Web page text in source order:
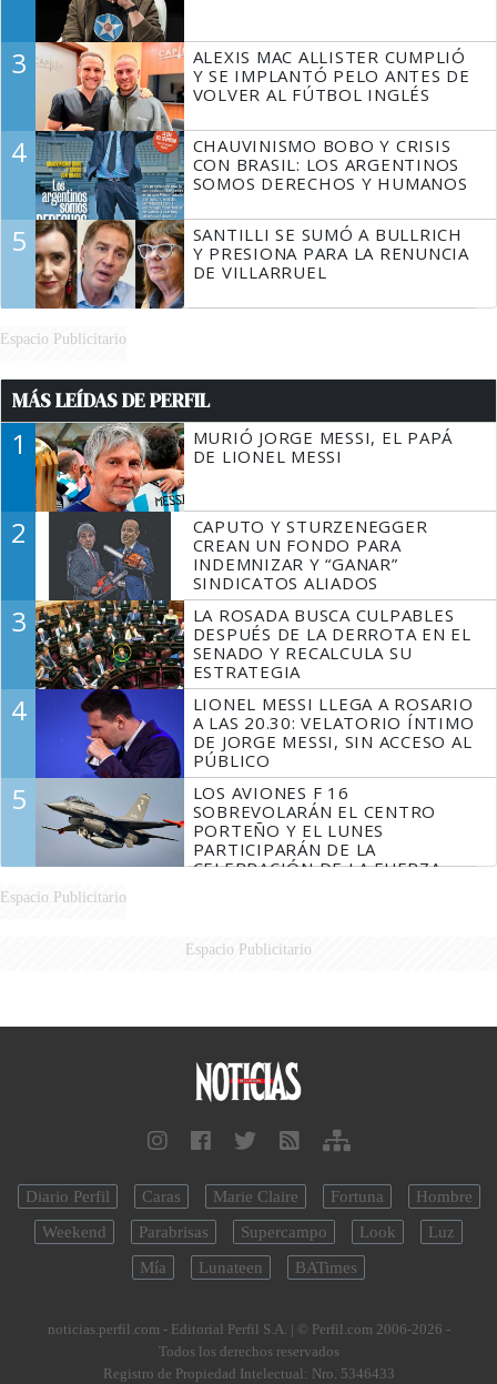
3
ALEXIS MAC ALLISTER CUMPLIÓ
Y SE IMPLANTÓ PELO ANTES DE
VOLVER AL FÚTBOL INGLÉS
4
CHAUVINISMO BOBO Y CRISIS
CON BRASIL: LOS ARGENTINOS
SOMOS DERECHOS Y HUMANOS
5
SANTILLI SE SUMÓ A BULLRICH
Y PRESIONA PARA LA RENUNCIA
DE VILLARRUEL
Espacio Publicitario
MÁS LEÍDAS DE PERFIL
1
MURIÓ JORGE MESSI, EL PAPÁ
DE LIONEL MESSI
2
CAPUTO Y STURZENEGGER
CREAN UN FONDO PARA
INDEMNIZAR Y “GANAR”
SINDICATOS ALIADOS
3
LA ROSADA BUSCA CULPABLES
DESPUÉS DE LA DERROTA EN EL
SENADO Y RECALCULA SU
ESTRATEGIA
4
LIONEL MESSI LLEGA A ROSARIO
A LAS 20.30: VELATORIO ÍNTIMO
DE JORGE MESSI, SIN ACCESO AL
PÚBLICO
5
LOS AVIONES F 16
SOBREVOLARÁN EL CENTRO
PORTEÑO Y EL LUNES
PARTICIPARÁN DE LA
CELEBRACIÓN DE LA FUERZA
Espacio Publicitario
Espacio Publicitario
Diario Perfil Caras Marie Claire Fortuna
Hombre
Weekend
Parabrisas Supercampo Look
Luz
Mía
Lunateen BATimes
noticias.perfil.com - Editorial Perfil S.A. | © Perfil.com 2006-2026 -
Todos los derechos reservados
Registro de Propiedad Intelectual: Nro. 5346433